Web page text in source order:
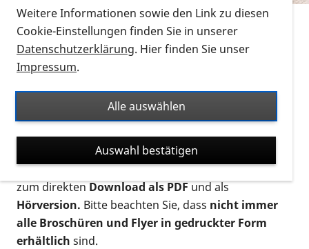
Thema Infomaterial auf der PRO RETINA-Website
für blinde und sehbehinderte Menschen an.
Auf dieser Seite finden Sie sämtliches Infomaterial
Ort. Nutzen Sie den Formatfilter, um ausschließlich
nach Flyern und Broschüren, Audios oder Videos zu
suchen. Die meisten Flyer und Broschüren werden in
verschiedenen Formaten angeboten: zur
postalischen Bestellung als gedruckte Variante
zum direktenDownload als PDFund als
Hörversion. Bitte beachten Sie, dass nicht immer
alle Broschüren und Flyer in gedruckter Form
erhältlich sind.
Weitere Informationen sowie den Link zu diesen
Cookie-Einstellungen finden Sie in unserer
Datenschutzerklärung. Hier finden Sie unser
Impressum.
Alle auswählen
Auswahl bestätigen